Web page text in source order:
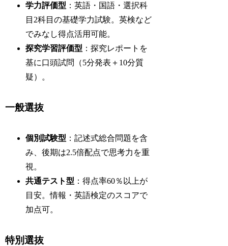
学力評価型 ：英語・国語・選択科
目2科目の基礎学力試験。英検など
でみなし得点活用可能。
探究学習評価型 ：探究レポートを
基に口頭試問（5分発表＋10分質
疑）。
一般選抜
個別試験型 ：記述式総合問題を含
み、後期は2.5倍配点で思考力を重
視。
共通テスト型 ：得点率60％以上が
目安。情報・英語検定のスコアで
加点可。
特別選抜